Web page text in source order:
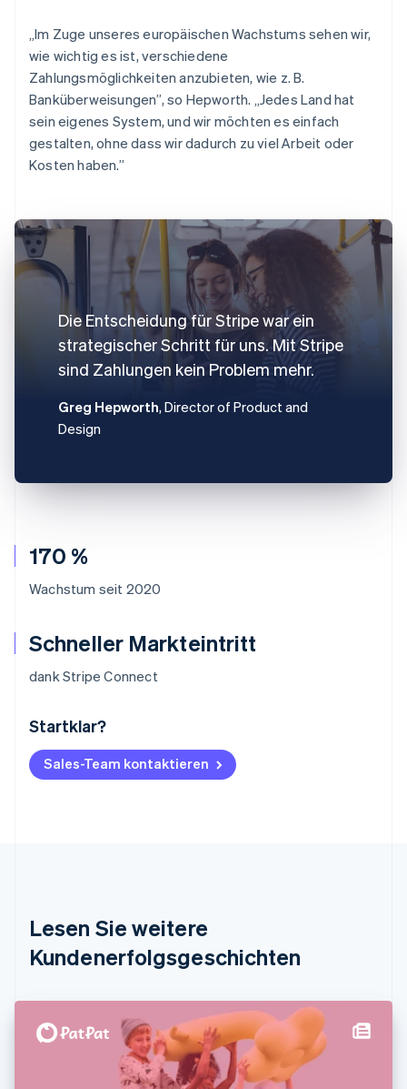
170 %
Wachstum seit 2020
Schneller Markteintritt
dank Stripe Connect
Startklar?
Sales-Team kontaktieren
„Im Zuge unseres europäischen Wachstums sehen wir,
wie wichtig es ist, verschiedene
Zahlungsmöglichkeiten anzubieten, wie z. B.
Banküberweisungen”, so Hepworth. „Jedes Land hat
sein eigenes System, und wir möchten es einfach
gestalten, ohne dass wir dadurch zu viel Arbeit oder
Kosten haben.”
Die Entscheidung für Stripe war ein
strategischer Schritt für uns. Mit Stripe
sind Zahlungen kein Problem mehr.
Greg Hepworth, Director of Product and
Design
Lesen Sie weitere
Kundenerfolgsgeschichten
Australien
Belgien
NederlandsFrançaisDeutschEnglish
DeutschEnglish
English
简体中文English
EnglishSvenska
English